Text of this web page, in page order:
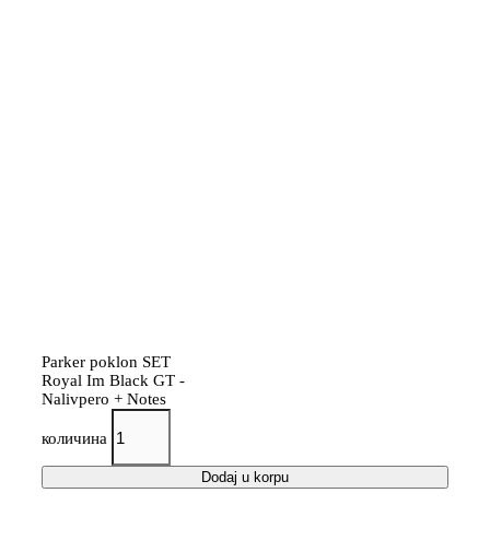
Parker poklon SET
Royal Im Black GT -
Nalivpero + Notes
количина
Dodaj u korpu